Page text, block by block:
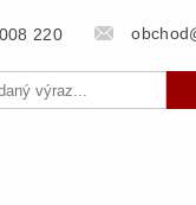
220